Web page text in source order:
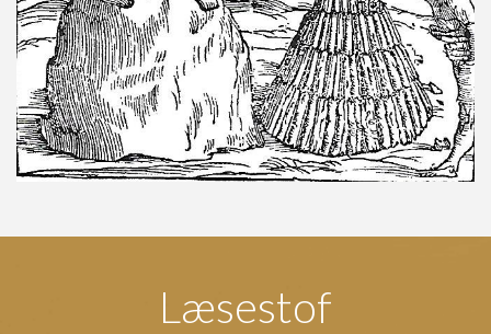
Læsestof